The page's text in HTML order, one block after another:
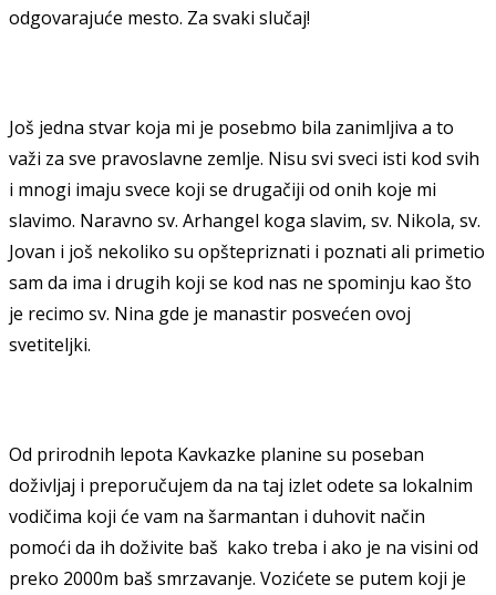
odgovarajuće mesto. Za svaki slučaj!
Još jedna stvar koja mi je posebmo bila zanimljiva a to
važi za sve pravoslavne zemlje. Nisu svi sveci isti kod svih
i mnogi imaju svece koji se drugačiji od onih koje mi
slavimo. Naravno sv. Arhangel koga slavim, sv. Nikola, sv.
Jovan i još nekoliko su opštepriznati i poznati ali primetio
sam da ima i drugih koji se kod nas ne spominju kao što
je recimo sv. Nina gde je manastir posvećen ovoj
svetiteljki.
Od prirodnih lepota Kavkazke planine su poseban
doživljaj i preporučujem da na taj izlet odete sa lokalnim
vodičima koji će vam na šarmantan i duhovit način
pomoći da ih doživite baš kako treba i ako je na visini od
preko 2000m baš smrzavanje. Vozićete se putem koji je